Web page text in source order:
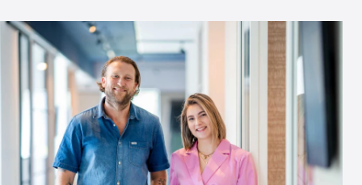
GewoonGers deuren outlet
Veelgestelde vragen